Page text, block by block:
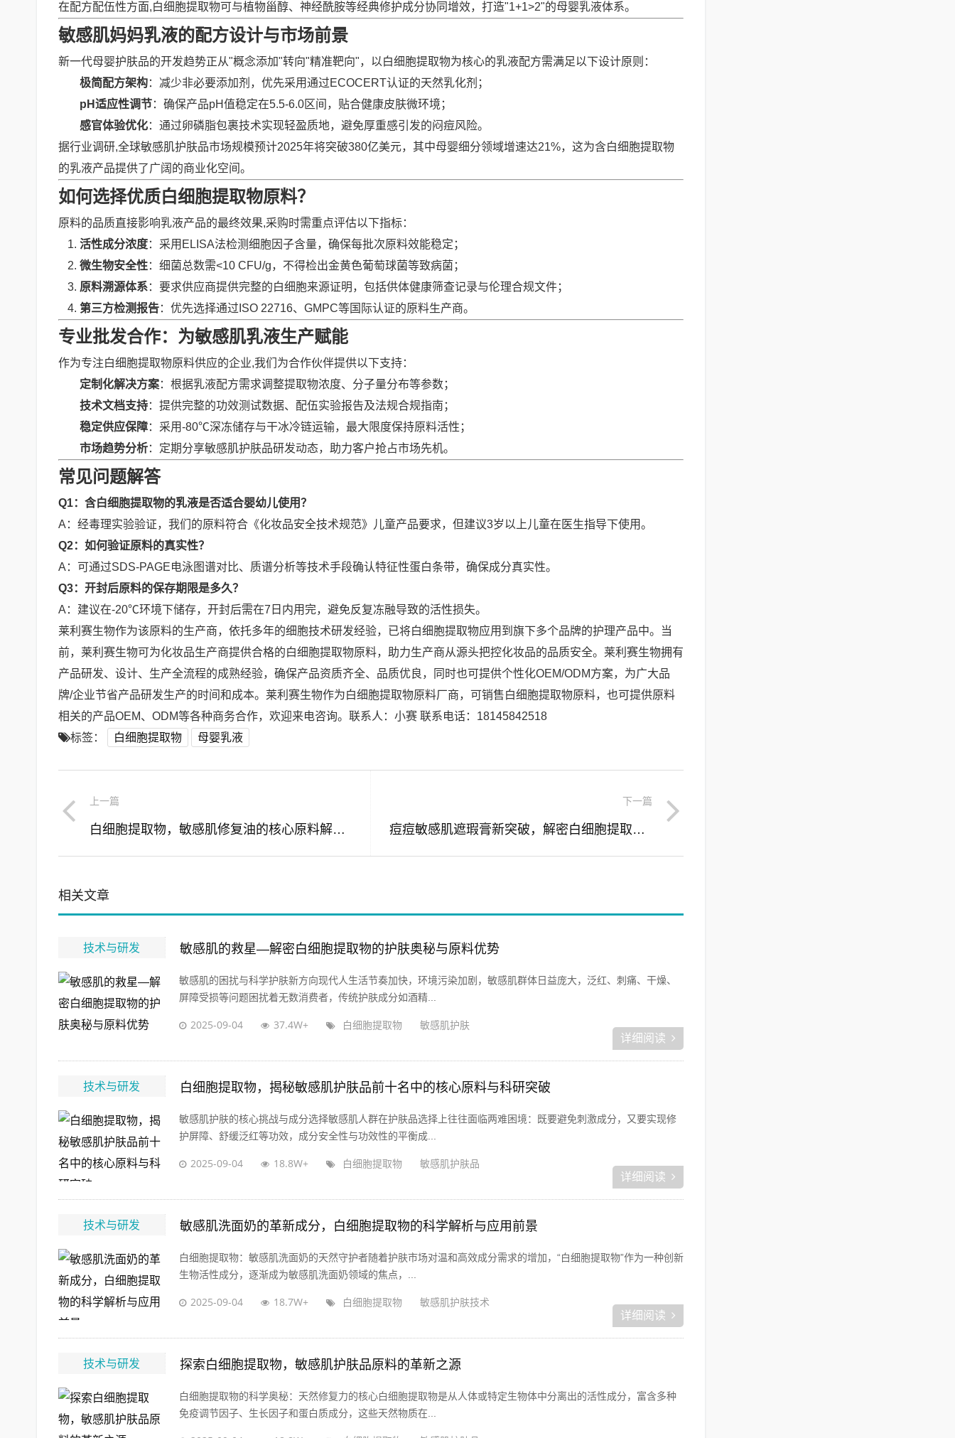
在配方配伍性方面,白细胞提取物可与植物甾醇、神经酰胺等经典修护成分协同增效，打造"1+1>2"的母婴乳液体系。
敏感肌妈妈乳液的配方设计与市场前景
新一代母婴护肤品的开发趋势正从"概念添加"转向"精准靶向"，以白细胞提取物为核心的乳液配方需满足以下设计原则：
极简配方架构：减少非必要添加剂，优先采用通过ECOCERT认证的天然乳化剂；
pH适应性调节：确保产品pH值稳定在5.5-6.0区间，贴合健康皮肤微环境；
感官体验优化：通过卵磷脂包裹技术实现轻盈质地，避免厚重感引发的闷痘风险。
据行业调研,全球敏感肌护肤品市场规模预计2025年将突破380亿美元，其中母婴细分领域增速达21%，这为含白细胞提取物
的乳液产品提供了广阔的商业化空间。
如何选择优质白细胞提取物原料？
原料的品质直接影响乳液产品的最终效果,采购时需重点评估以下指标：
活性成分浓度：采用ELISA法检测细胞因子含量，确保每批次原料效能稳定；
微生物安全性：细菌总数需<10 CFU/g，不得检出金黄色葡萄球菌等致病菌；
原料溯源体系：要求供应商提供完整的白细胞来源证明，包括供体健康筛查记录与伦理合规文件；
第三方检测报告：优先选择通过ISO 22716、GMPC等国际认证的原料生产商。
专业批发合作：为敏感肌乳液生产赋能
作为专注白细胞提取物原料供应的企业,我们为合作伙伴提供以下支持：
定制化解决方案：根据乳液配方需求调整提取物浓度、分子量分布等参数；
技术文档支持：提供完整的功效测试数据、配伍实验报告及法规合规指南；
稳定供应保障：采用-80℃深冻储存与干冰冷链运输，最大限度保持原料活性；
市场趋势分析：定期分享敏感肌护肤品研发动态，助力客户抢占市场先机。
常见问题解答
Q1：含白细胞提取物的乳液是否适合婴幼儿使用？
A：经毒理实验验证，我们的原料符合《化妆品安全技术规范》儿童产品要求，但建议3岁以上儿童在医生指导下使用。
Q2：如何验证原料的真实性？
A：可通过SDS-PAGE电泳图谱对比、质谱分析等技术手段确认特征性蛋白条带，确保成分真实性。
Q3：开封后原料的保存期限是多久？
A：建议在-20℃环境下储存，开封后需在7日内用完，避免反复冻融导致的活性损失。
莱利赛生物作为该原料的生产商，依托多年的细胞技术研发经验，已将白细胞提取物应用到旗下多个品牌的护理产品中。当
前，莱利赛生物可为化妆品生产商提供合格的白细胞提取物原料，助力生产商从源头把控化妆品的品质安全。莱利赛生物拥有
产品研发、设计、生产全流程的成熟经验，确保产品资质齐全、品质优良，同时也可提供个性化OEM/ODM方案，为广大品
牌/企业节省产品研发生产的时间和成本。莱利赛生物作为白细胞提取物原料厂商，可销售白细胞提取物原料，也可提供原料
相关的产品OEM、ODM等各种商务合作，欢迎来电咨询。联系人：小赛 联系电话：18145842518
标签：
白细胞提取物 母婴乳液
上一篇
白细胞提取物，敏感肌修复油的核心原料解析与科学护肤指南
下一篇
痘痘敏感肌遮瑕膏新突破，解密白细胞提取物的护肤奥秘
相关文章
技术与研发 敏感肌的救星—解密白细胞提取物的护肤奥秘与原料优势
敏感肌的困扰与科学护肤新方向现代人生活节奏加快，环境污染加剧，敏感肌群体日益庞大，泛红、刺痛、干燥、
屏障受损等问题困扰着无数消费者，传统护肤成分如酒精...
2025-09-04 37.4W+ 白细胞提取物 敏感肌护肤
详细阅读
技术与研发 白细胞提取物，揭秘敏感肌护肤品前十名中的核心原料与科研突破
敏感肌护肤的核心挑战与成分选择敏感肌人群在护肤品选择上往往面临两难困境：既要避免刺激成分，又要实现修
护屏障、舒缓泛红等功效，成分安全性与功效性的平衡成...
2025-09-04 18.8W+ 白细胞提取物 敏感肌护肤品
详细阅读
技术与研发 敏感肌洗面奶的革新成分，白细胞提取物的科学解析与应用前景
白细胞提取物：敏感肌洗面奶的天然守护者随着护肤市场对温和高效成分需求的增加，“白细胞提取物”作为一种创新
生物活性成分，逐渐成为敏感肌洗面奶领域的焦点，...
2025-09-04 18.7W+ 白细胞提取物 敏感肌护肤技术
详细阅读
技术与研发 探索白细胞提取物，敏感肌护肤品原料的革新之源
白细胞提取物的科学奥秘：天然修复力的核心白细胞提取物是从人体或特定生物体中分离出的活性成分，富含多种
免疫调节因子、生长因子和蛋白质成分，这些天然物质在...